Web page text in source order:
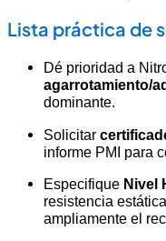
Lista práctica de
Dé prioridad a
agarrotamiento/
dominante.
Solicitar
informe PMI para
Especifique Nivel
resistencia
ampliamente el